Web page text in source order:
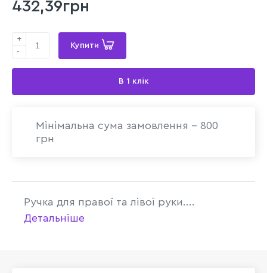
432,39грн
+
-
Купити
В 1 клік
Мінімальна сума замовлення - 800
грн
Ручка для правої та лівої руки....
Детальніше